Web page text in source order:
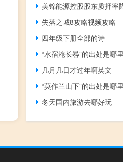
失落之城8攻略视频攻略
四年级下册全部的诗
“水宿淹长晷”的出处是哪里
几月几日才过年啊英文
“莫作兰山下”的出处是哪里
冬天国内旅游去哪好玩